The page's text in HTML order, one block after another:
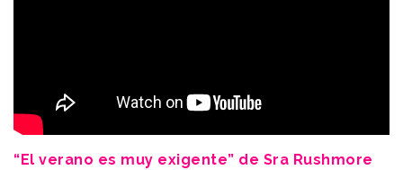
“El verano es muy exigente” de Sra Rushmore